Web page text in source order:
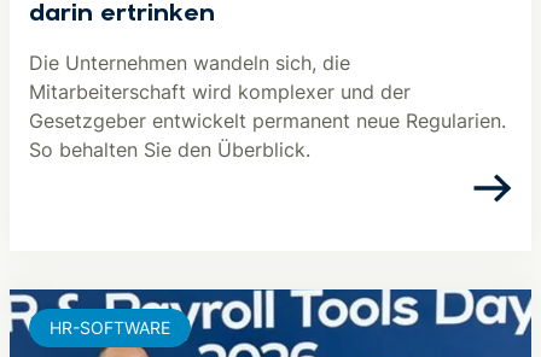
darin ertrinken
Die Unternehmen wandeln sich, die
Mitarbeiterschaft wird komplexer und der
Gesetzgeber entwickelt permanent neue Regularien.
So behalten Sie den Überblick.
HR-SOFTWARE